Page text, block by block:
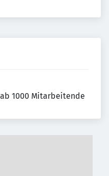
ab 1000 Mitarbeitende